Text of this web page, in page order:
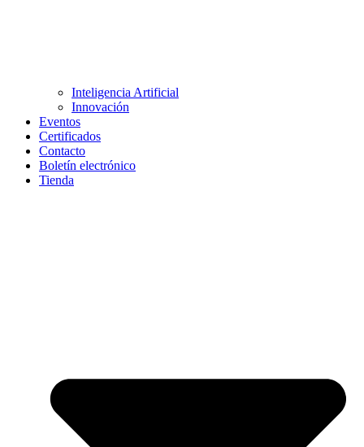
Inteligencia Artificial
Innovación
Eventos
Certificados
Contacto
Boletín electrónico
Tienda